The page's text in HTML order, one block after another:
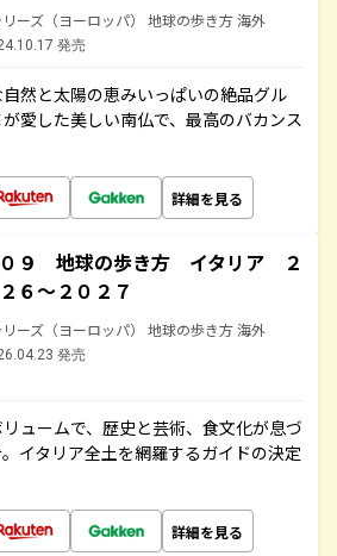
ーズ（ヨーロッパ） 地球の歩き方 海外
発売
然と太陽の恵みいっぱいの絶品グル
愛した美しい南仏で、最高のバカンス
詳細を見る
９ 地球の歩き方 イタリア ２
６～２０２７
ーズ（ヨーロッパ） 地球の歩き方 海外
発売
ュームで、歴史と芸術、食文化が息づ
イタリア全土を網羅するガイドの決定
詳細を見る